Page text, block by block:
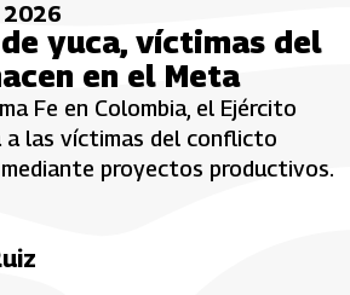
2026
yuca, víctimas del
en el Meta
Fe en Colombia, el Ejército
a las víctimas del conflicto
proyectos productivos.